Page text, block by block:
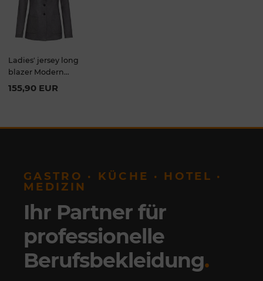
Ladies' jersey long
blazer Modern
Regular fit
155,90 EUR
GASTRO · KÜCHE · HOTEL ·
MEDIZIN
Ihr Partner für
professionelle
Berufsbekleidung.